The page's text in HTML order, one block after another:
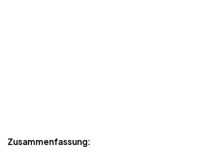
Zusammenfassung: